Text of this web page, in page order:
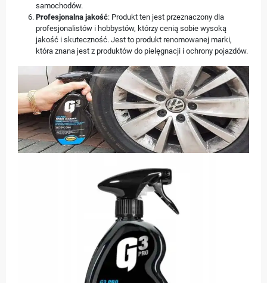
samochodów.
Profesjonalna jakość: Produkt ten jest przeznaczony dla
profesjonalistów i hobbystów, którzy cenią sobie wysoką
jakość i skuteczność. Jest to produkt renomowanej marki,
która znana jest z produktów do pielęgnacji i ochrony pojazdów.